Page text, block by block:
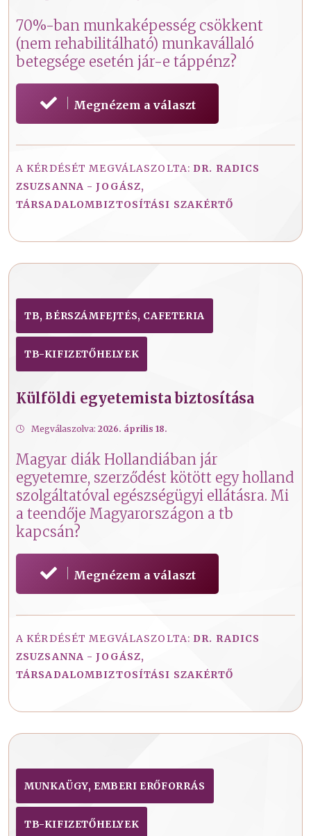
70%-ban munkaképesség csökkent
(nem rehabilitálható) munkavállaló
betegsége esetén jár-e táppénz?
Megnézem a választ
A KÉRDÉSÉT MEGVÁLASZOLTA: DR. RADICS
ZSUZSANNA - JOGÁSZ,
TÁRSADALOMBIZTOSÍTÁSI SZAKÉRTŐ
TB, BÉRSZÁMFEJTÉS, CAFETERIA
TB-KIFIZETŐHELYEK
Külföldi egyetemista biztosítása
Megválaszolva: 2026. április 18.
Magyar diák Hollandiában jár
egyetemre, szerződést kötött egy holland
szolgáltatóval egészségügyi ellátásra. Mi
a teendője Magyarországon a tb
kapcsán?
Megnézem a választ
A KÉRDÉSÉT MEGVÁLASZOLTA: DR. RADICS
ZSUZSANNA - JOGÁSZ,
TÁRSADALOMBIZTOSÍTÁSI SZAKÉRTŐ
MUNKAÜGY, EMBERI ERŐFORRÁS
TB-KIFIZETŐHELYEK